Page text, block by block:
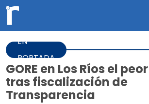
EN
PORTADA
GORE en Los Ríos el
tras fiscalización de
Transparencia